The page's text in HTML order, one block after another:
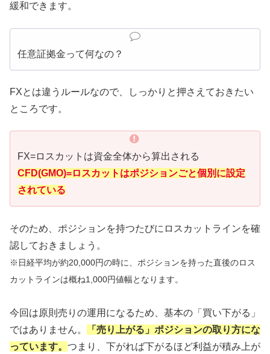
緩和できます。
任意証拠金って何なの？
FXとは違うルールなので、しっかりと押さえておきたい
ところです。
FX=ロスカットは資金全体から算出される
CFD(GMO)=ロスカットはポジションごと個別に設定
されている
そのため、ポジションを持つたびにロスカットラインを確
認しておきましょう。
※日経平均が約20,000円の時に、ポジションを持った直後のロス
カットラインは概ね1,000円値幅となります。
今回は原則売りの運用になるため、基本の「買い下がる」
ではありません。
「売り上がる」ポジションの取り方にな
っています。 つまり、下がれば下がるほど利益が積み上が